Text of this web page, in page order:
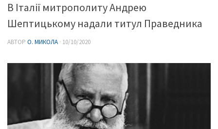
В Італії митрополиту Андрею
Шептицькому надали титул Праведника
АВТОР О. МИКОЛА · 10/10/2020